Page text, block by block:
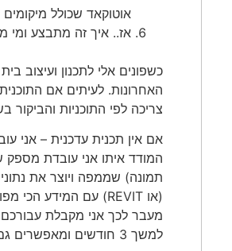
אוטוקאד שכולל
אז.. איך זה מתבצע ומי
כשפונים אלי לתכנון ועיצוב
האחרונות. לעיתים אם
צריכה לפי התוכניות
אם אין תכנית עדכנית – אני
המודד איתו אני עובדת
(או REVIT) עם המידע הכי מפורט שניתן לראות של תשתיות וקירות ופתחים של החלל הנמדד.
מעבר לכך אני מקבלת עבורכם
למשך 3 חודשים ומאפשרים גם מדידה בתוך הצילום ותכנון מדויק יותר.